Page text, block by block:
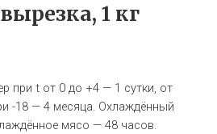
1 кг
при t от 0 до +4 — 1 сутки, от
-18 — 4 месяца. Охлаждённый
мясо — 48 часов.